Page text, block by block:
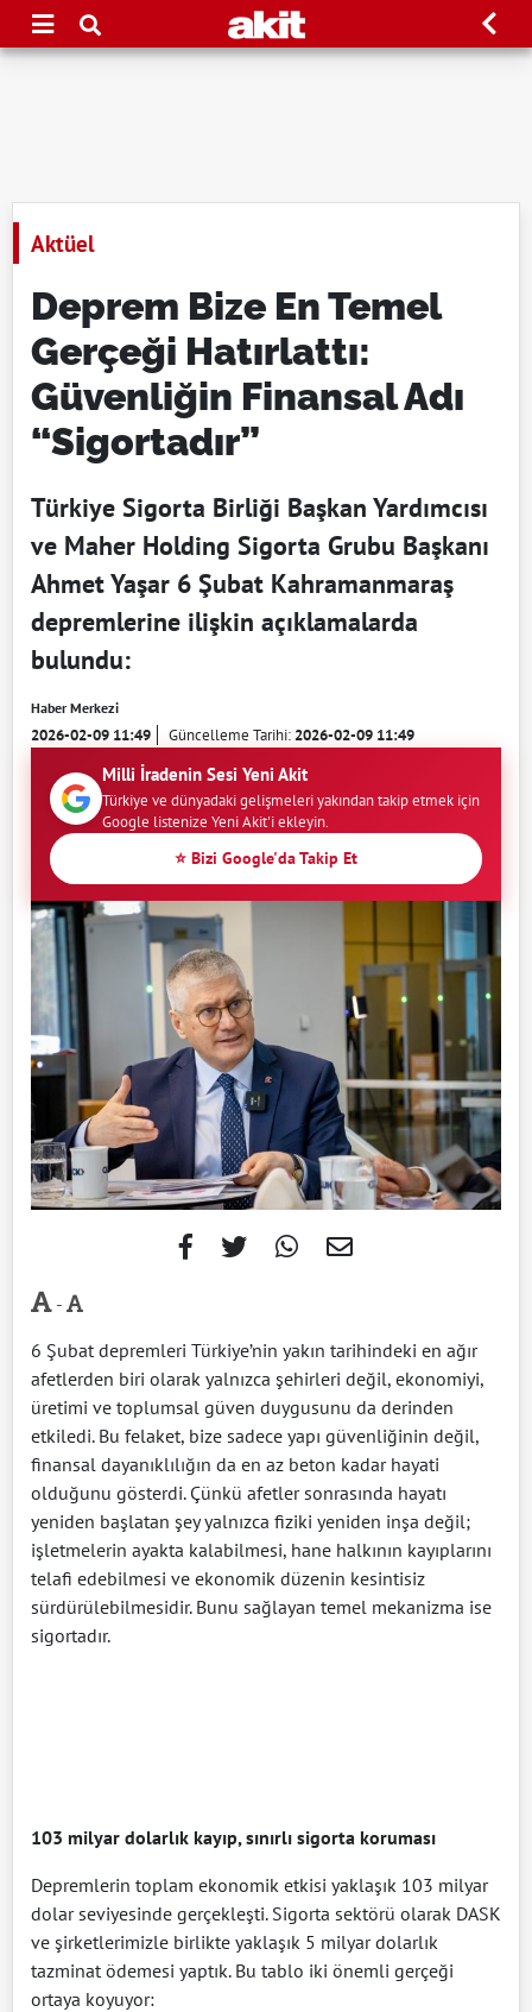
Aktüel
Deprem Bize En Temel
Gerçeği Hatırlattı:
Güvenliğin Finansal Adı
“Sigortadır”
Türkiye Sigorta Birliği Başkan Yardımcısı
ve Maher Holding Sigorta Grubu Başkanı
Ahmet Yaşar 6 Şubat Kahramanmaraş
depremlerine ilişkin açıklamalarda
bulundu:
Haber Merkezi
2026-02-09 11:49 Güncelleme Tarihi:2026-02-09 11:49
Milli İradenin Sesi Yeni Akit
Türkiye ve dünyadaki gelişmeleri yakından takip etmek için
Google listenize Yeni Akit'i ekleyin.
⭐ Bizi Google'da Takip Et
-
6 Şubat depremleri Türkiye’nin yakın tarihindeki en ağır
afetlerden biri olarak yalnızca şehirleri değil, ekonomiyi,
üretimi ve toplumsal güven duygusunu da derinden
etkiledi. Bu felaket, bize sadece yapı güvenliğinin değil,
finansal dayanıklılığın da en az beton kadar hayati
olduğunu gösterdi. Çünkü afetler sonrasında hayatı
yeniden başlatan şey yalnızca fiziki yeniden inşa değil;
işletmelerin ayakta kalabilmesi, hane halkının kayıplarını
telafi edebilmesi ve ekonomik düzenin kesintisiz
sürdürülebilmesidir. Bunu sağlayan temel mekanizma ise
sigortadır.
103 milyar dolarlık kayıp, sınırlı sigorta koruması
Depremlerin toplam ekonomik etkisi yaklaşık 103 milyar
dolar seviyesinde gerçekleşti. Sigorta sektörü olarak DASK
ve şirketlerimizle birlikte yaklaşık 5 milyar dolarlık
tazminat ödemesi yaptık. Bu tablo iki önemli gerçeği
ortaya koyuyor: